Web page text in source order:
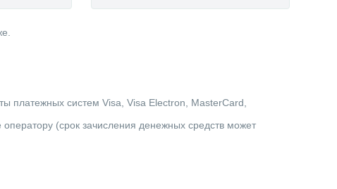
платежных систем Visa, Visa Electron, MasterCard,
(срок зачисления денежных средств может